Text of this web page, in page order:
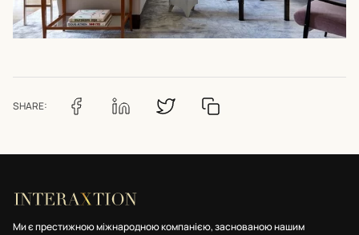
SHARE:
Ми є престижною міжнародною компанією, заснованою нашим